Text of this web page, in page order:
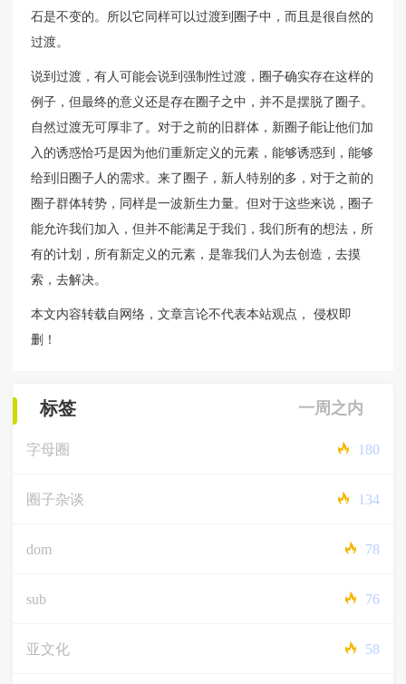
石是不变的。所以它同样可以过渡到圈子中，而且是很自然的
过渡。
说到过渡，有人可能会说到强制性过渡，圈子确实存在这样的
例子，但最终的意义还是存在圈子之中，并不是摆脱了圈子。
自然过渡无可厚非了。对于之前的旧群体，新圈子能让他们加
入的诱惑恰巧是因为他们重新定义的元素，能够诱惑到，能够
给到旧圈子人的需求。来了圈子，新人特别的多，对于之前的
圈子群体转势，同样是一波新生力量。但对于这些来说，圈子
能允许我们加入，但并不能满足于我们，我们所有的想法，所
有的计划，所有新定义的元素，是靠我们人为去创造，去摸
索，去解决。
本文内容转载自网络，文章言论不代表本站观点， 侵权即
删！
标签 一周之内
字母圈 180
圈子杂谈 134
dom 78
sub 76
亚文化 58